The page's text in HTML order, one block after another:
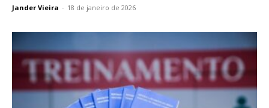
Jander Vieira - 18 de janeiro de 2026